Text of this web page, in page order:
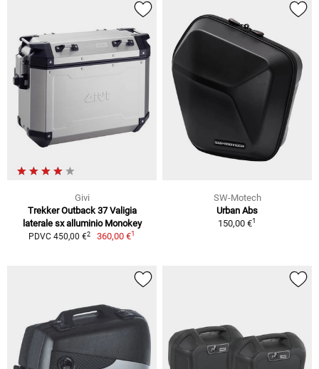
Givi
Trekker Outback 37 Valigia
laterale sx alluminio Monokey
PDVC 450,00 €2 360,00 €1
SW-Motech
Urban Abs
150,00 €1